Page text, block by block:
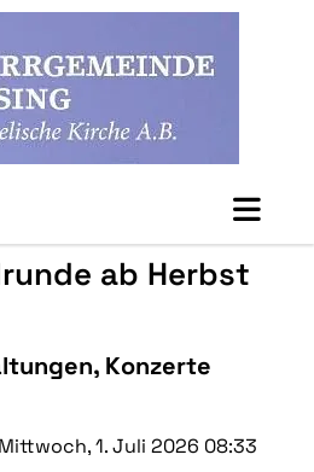
ab Herbst
Konzerte
1. Juli 2026 08:33